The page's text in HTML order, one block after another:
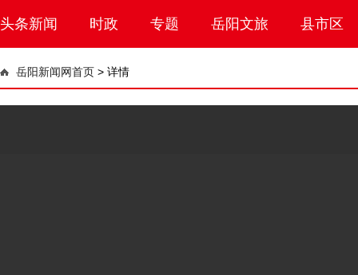
头条新闻 时政 专题 岳阳文旅 县市区
岳阳新闻网首页 > 详情